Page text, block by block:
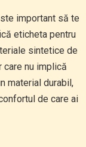
important să te
eticheta pentru
sintetice de
care nu implică
material durabil,
de care ai